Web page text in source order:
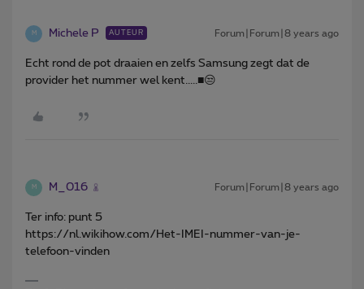
M Michele P AUTEUR Forum|Forum|8 years ago
Echt rond de pot draaien en zelfs Samsung zegt dat de
provider het nummer wel kent.....■😒
M M_016 Forum|Forum|8 years ago
Ter info: punt 5
https://nl.wikihow.com/Het-IMEI-nummer-van-je-
telefoon-vinden